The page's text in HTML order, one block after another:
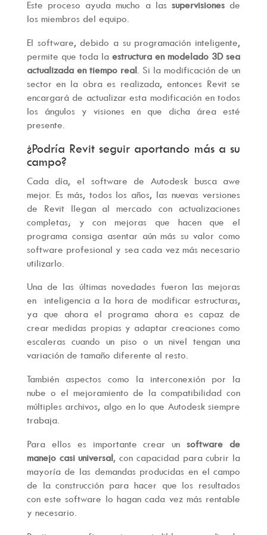
Este proceso ayuda mucho a las supervisionesde
los miembros del equipo.
El software, debido a su programación inteligente,
permite que toda la estructura en modelado 3D sea
actualizada en tiempo real. Si la modificación de un
sector en la obra es realizada, entonces Revit se
encargará de actualizar esta modificación en todos
los ángulos y visiones en que dicha área esté
presente.
¿Podría Revit seguir aportando más a su
campo?
Cada día, el software de Autodesk busca awe
mejor. Es más, todos los años, las nuevas versiones
de Revit llegan al mercado con actualizaciones
completas; y con mejoras que hacen que el
programa consiga asentar aún más su valor como
software profesional y sea cada vez más necesario
utilizarlo.
Una de las últimas novedades fueron las mejoras
en inteligencia a la hora de modificar estructuras,
ya que ahora el programa ahora es capaz de
crear medidas propias y adaptar creaciones como
escaleras cuando un piso o un nivel tengan una
variación de tamaño diferente al resto.
También aspectos como la interconexión por la
nube o el mejoramiento de la compatibilidad con
múltiples archivos, algo en lo que Autodesk siempre
trabaja.
Para ellos es importante crear unsoftware de
manejo casi universal, con capacidad para cubrir la
mayoría de las demandas producidas en el campo
de la construcción para hacer que los resultados
con este software lo hagan cada vez más rentable
y necesario.